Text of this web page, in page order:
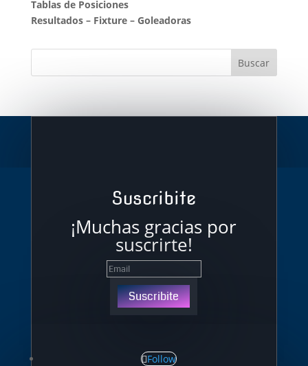
Tablas de Posiciones
Resultados– Fixture– Goleadoras
Suscribite
¡Muchas gracias por
suscrirte!
Suscribite
Follow